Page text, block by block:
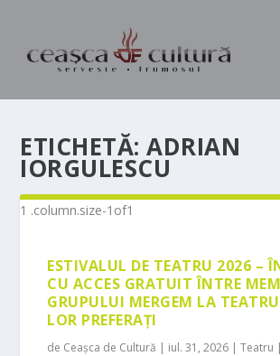
ETICHETĂ:ADRIAN
IORGULESCU
ESTIVALUL DE TEATRU 2026 –
CU ACCES GRATUIT ÎNTRE
GRUPULUI MERGEM LA
LOR PREFERAȚI
de Ceașca de Cultură | iul. 31, 2026 |Teatru |